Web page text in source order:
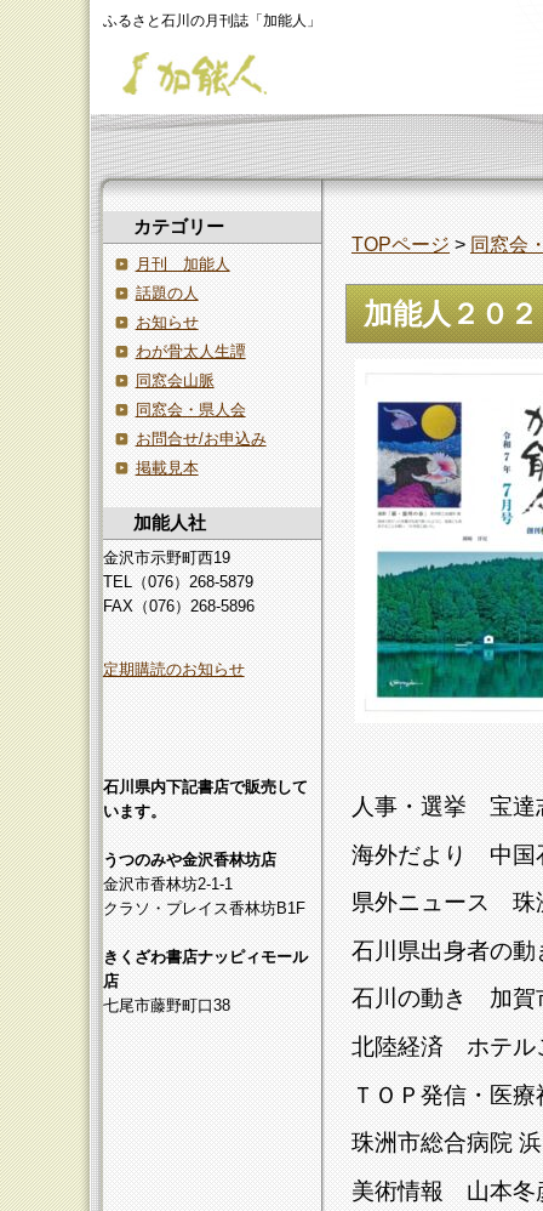
ふるさと石川の月刊誌「加能人」
TOPページ>同窓会
加能人２０
人事・選挙 宝
海外だより
県外ニュース
石川県出身
石川の動き 加賀
北陸経済 ホテ
ＴＯＰ発信・医
珠洲市総合病院
美術情報 山本
カテゴリー
月刊 加能人
話題の人
お知らせ
わが骨太人生譚
同窓会山脈
同窓会・県人会
お問合せ/お申込み
掲載見本
加能人社
金沢市示野町西19
TEL（076）268-5879
FAX（076）268-5896
定期購読のお知らせ
石川県内下記書店で販売して
います。
うつのみや金沢香林坊店
金沢市香林坊2-1-1
クラソ・プレイス香林坊B1F
きくざわ書店ナッピィモール
店
七尾市藤野町口38